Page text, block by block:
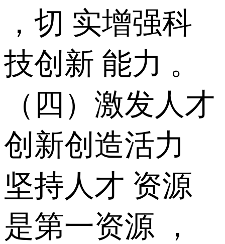
，切 实增强科
技创新 能力 。
（四）激发人才
创新创造活力
坚持人才 资源
是第一资源 ，